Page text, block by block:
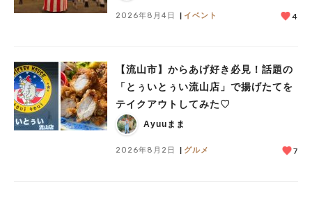
2026年8月4日 イベント 4
【流山市】からあげ好き必見！話題の
「とぅいとぅい流山店」で揚げたてを
テイクアウトしてみた♡
Ayuuまま
2026年8月2日 グルメ 7